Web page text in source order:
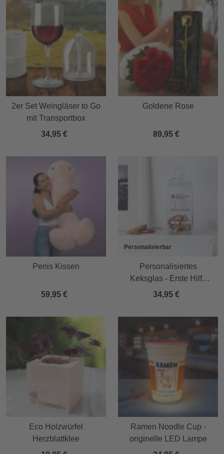
2er Set Weingläser to Go
mit Transportbox
34,95 €
Goldene Rose
89,95 €
Penis Kissen
59,95 €
Personalisierbar
Personalisiertes
Keksglas - Erste Hilfe
Notfallkekse
34,95 €
Eco Holzwürfel
Herzblattklee
Ramen Noodle Cup -
originelle LED Lampe